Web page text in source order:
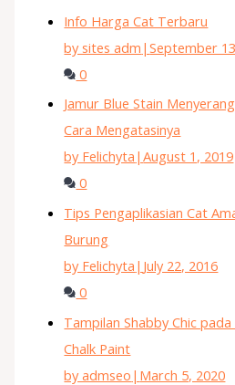
Info Harga Cat Terbaru
by sites adm |September
0
Jamur Blue Stain
Cara Mengatasinya
by Felichyta |August 1, 2019
0
Tips Pengaplikasian Cat
Burung
by Felichyta | July 22, 2016
0
Tampilan Shabby Chic
Chalk Paint
by admseo | March 5, 2020